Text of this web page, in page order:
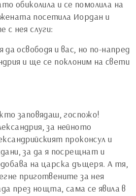
обиколила и се помолила на
посетила Иордан и
с нея слуги:
освободя и вас, но по-напред
и ще се поклоним на свети
заповядаш, госпожо!
за нейното
проконсул и
за да я посрещнат и
на царска дъщеря. А тя,
приготвените за нея
през нощта, сама се явила в